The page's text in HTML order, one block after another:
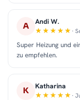
A Andi W.
·
Super Heizung und
zu empfehlen.
K Katharina
·